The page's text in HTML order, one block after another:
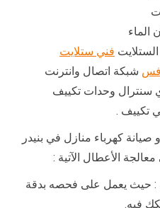
الماء
فني ستلايت
شبكة اتصال وانترنت
سنترال وحدات تكييف
تكييف .
كهرباء منازل في بنيدر
الأعطال الآتية :
: حيث يعمل على فحصه بدقة
فيه.